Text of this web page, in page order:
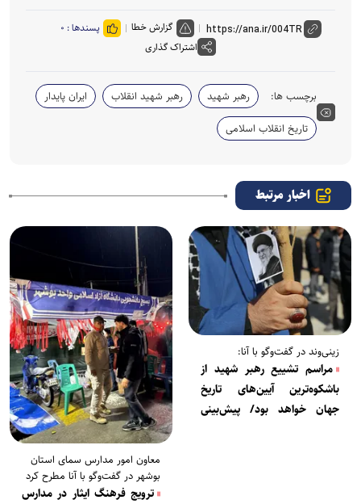
گزارش خطا پسندها : ۰
اشتراک گذاری
برچسب ها: رهبر شهید رهبر شهید انقلاب
ایران پایدار
تاریخ انقلاب اسلامی
اخبار مرتبط
زینی‌وند در گفت‌و‌گو با آنا:
مراسم تشییع رهبر شهید از
باشکوه‌ترین آیین‌های تاریخ
جهان خواهد بود/ پیش‌بینی
معاون امور مدارس سمای استان
بوشهر در گفت‌و‌گو با آنا مطرح کرد
ترویج فرهنگ ایثار در مدارس